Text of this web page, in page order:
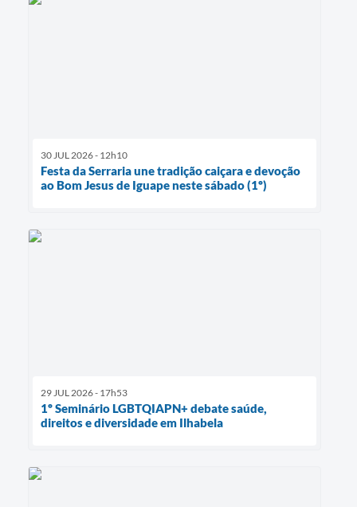
30 JUL 2026 - 12h10
Festa da Serraria une tradição caiçara e devoção
ao Bom Jesus de Iguape neste sábado (1º)
29 JUL 2026 - 17h53
1º Seminário LGBTQIAPN+ debate saúde,
direitos e diversidade em Ilhabela